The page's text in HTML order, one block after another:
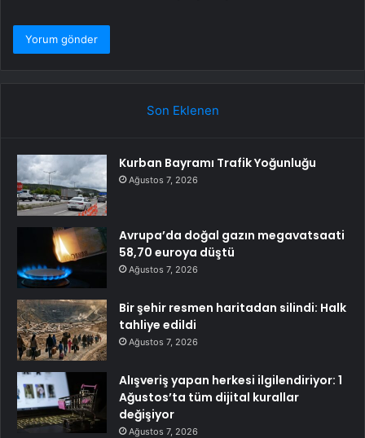
Son Eklenen
Kurban Bayramı Trafik Yoğunluğu
Ağustos 7, 2026
Avrupa’da doğal gazın megavatsaati
58,70 euroya düştü
Ağustos 7, 2026
Bir şehir resmen haritadan silindi: Halk
tahliye edildi
Ağustos 7, 2026
Alışveriş yapan herkesi ilgilendiriyor: 1
Ağustos’ta tüm dijital kurallar
değişiyor
Ağustos 7, 2026